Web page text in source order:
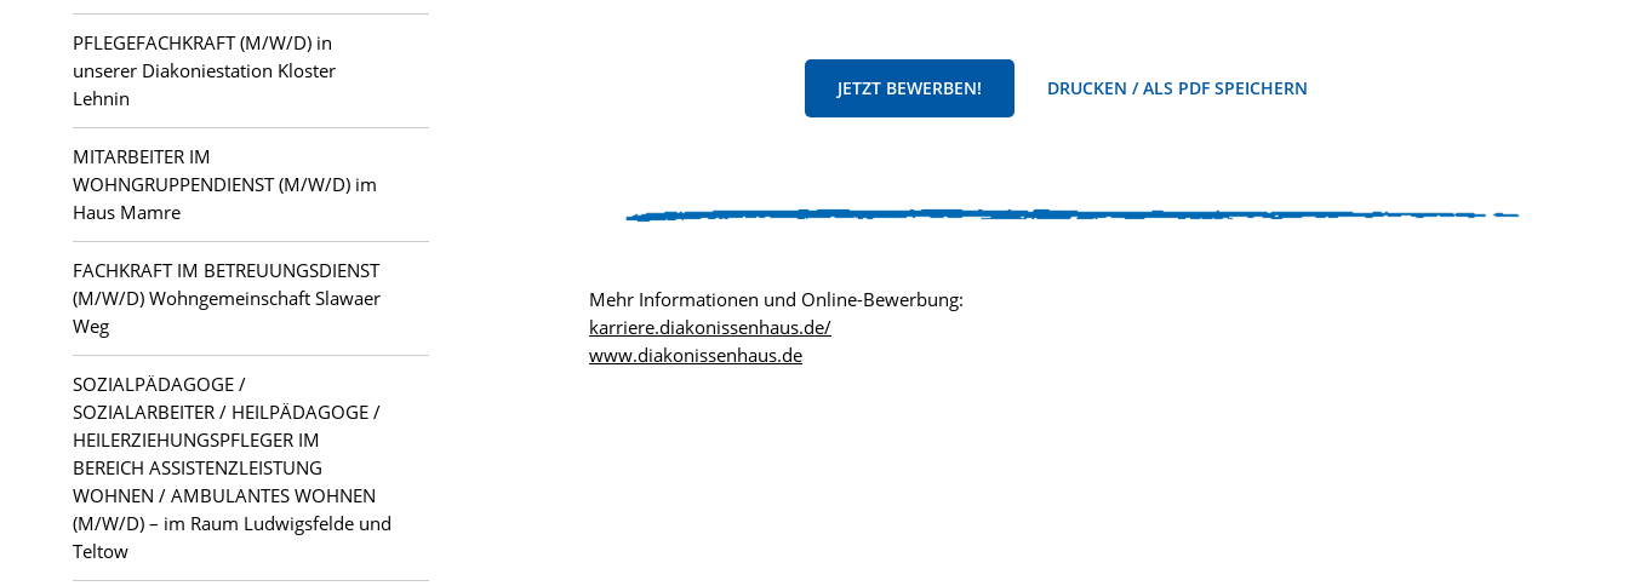
PFLEGEFACHKRAFT (M/W/D) in
unserer Diakoniestation Kloster
Lehnin
MITARBEITER IM
WOHNGRUPPENDIENST (M/W/D) im
Haus Mamre
FACHKRAFT IM BETREUUNGSDIENST
(M/W/D) Wohngemeinschaft Slawaer
Weg
SOZIALPÄDAGOGE /
SOZIALARBEITER / HEILPÄDAGOGE /
HEILERZIEHUNGSPFLEGER IM
BEREICH ASSISTENZLEISTUNG
WOHNEN / AMBULANTES WOHNEN
(M/W/D) – im Raum Ludwigsfelde und
Teltow
JETZT BEWERBEN! DRUCKEN / ALS PDF SPEICHERN
Mehr Informationen und Online-Bewerbung:
karriere.diakonissenhaus.de/
www.diakonissenhaus.de